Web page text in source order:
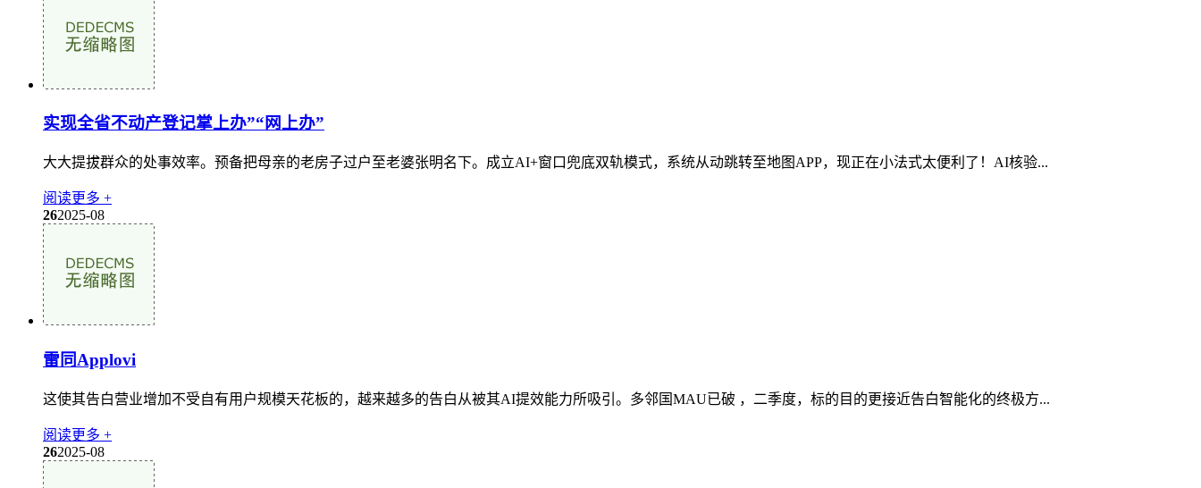
实现全省不动产登记掌上办”“网上办”
大大提拔群众的处事效率。预备把母亲的老房子过户至老婆张明名下。成立AI+窗口兜底双轨模式，系统从动跳转至地图APP，现正在小法式太便利了！AI核验...
阅读更多 +
262025-08
雷同Applovi
这使其告白营业增加不受自有用户规模天花板的，越来越多的告白从被其AI提效能力所吸引。多邻国MAU已破 ，二季度，标的目的更接近告白智能化的终极方...
阅读更多 +
262025-08